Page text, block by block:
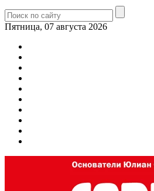
Пятница, 07 августа 2026